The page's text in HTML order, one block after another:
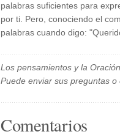
palabras suficientes para
por ti. Pero, conociendo el
palabras cuando digo:
Los pensamientos y la
Puede enviar sus preguntas o
Comentarios